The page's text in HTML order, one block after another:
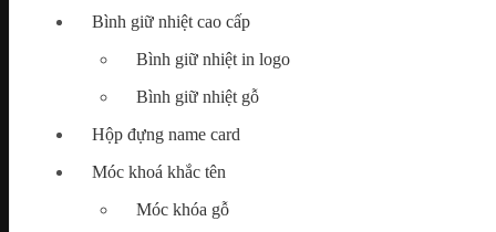
Bình giữ nhiệt cao cấp
Bình giữ nhiệt in logo
Bình giữ nhiệt gỗ
Hộp đựng name card
Móc khoá khắc tên
Móc khóa gỗ